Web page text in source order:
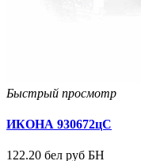
Быстрый просмотр
ИКОНА 930672цС
122.20 бел руб БН